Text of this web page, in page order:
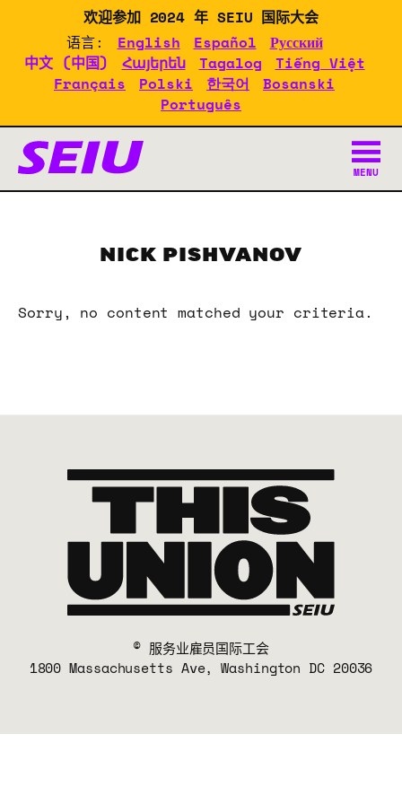
content
欢迎参加 2024 年 SEIU 国际大会
语言:
English Español
Русский
中文 (中国)
Հայերեն Tagalog
Tiếng Việt
Français
Polski 한국어
Bosanski
Português
MENU
NICK PISHVANOV
Sorry, no content matched your criteria.
© 服务业雇员国际工会
1800 Massachusetts Ave, Washington DC 20036